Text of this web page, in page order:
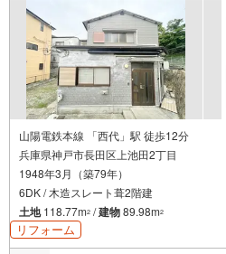
山陽電鉄本線 「西代」駅 徒歩12分
兵庫県神戸市長田区上池田2丁目
1948年3月（築79年）
6DK / 木造スレート葺2階建
土地118.77m2 /建物89.98m2
リフォーム